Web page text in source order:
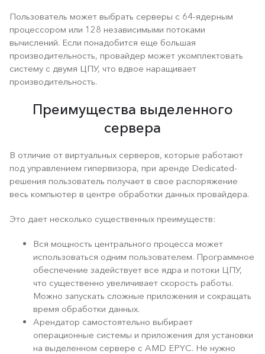
Пользователь может выбрать серверы с 64-ядерным
процессором или 128 независимыми потоками
вычислений. Если понадобится еще большая
производительность, провайдер может укомплектовать
систему с двумя ЦПУ, что вдвое наращивает
производительность.
Преимущества выделенного
сервера
В отличие от виртуальных серверов, которые работают
под управлением гипервизора, при аренде Dedicated-
решения пользователь получает в свое распоряжение
весь компьютер в центре обработки данных провайдера.
Это дает несколько существенных преимуществ:
Вся мощность центрального процесса может
использоваться одним пользователем. Программное
обеспечение задействует все ядра и потоки ЦПУ,
что существенно увеличивает скорость работы.
Можно запускать сложные приложения и сокращать
время обработки данных.
Арендатор самостоятельно выбирает
операционные системы и приложения для установки
на выделенном сервере с AMD EPYC. Не нужно